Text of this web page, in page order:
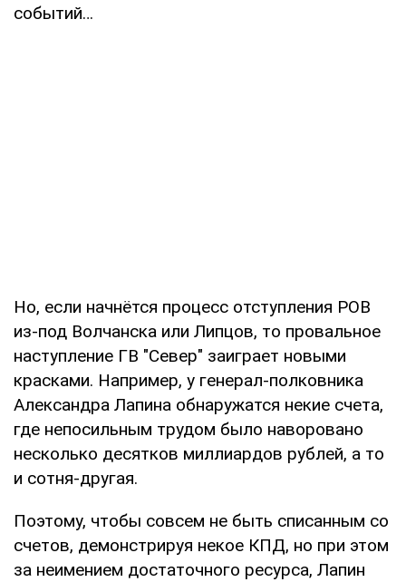
событий…
Но, если начнётся процесс отступления РОВ
из-под Волчанска или Липцов, то провальное
наступление ГВ "Север" заиграет новыми
красками. Например, у генерал-полковника
Александра Лапина обнаружатся некие счета,
где непосильным трудом было наворовано
несколько десятков миллиардов рублей, а то
и сотня-другая.
Поэтому, чтобы совсем не быть списанным со
счетов, демонстрируя некое КПД, но при этом
за неимением достаточного ресурса, Лапин